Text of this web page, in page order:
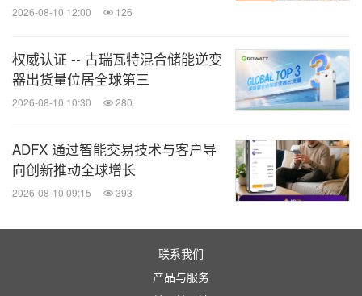
2026-08-10 12:00 126
权威认证 -- 古瑞瓦特混合储能逆变
器出货量位居全球第三
2026-08-10 10:30 280
ADFX 通过智能交易技术与客户导
向创新推动全球增长
2026-08-10 09:15 393
联系我们
产品与服务